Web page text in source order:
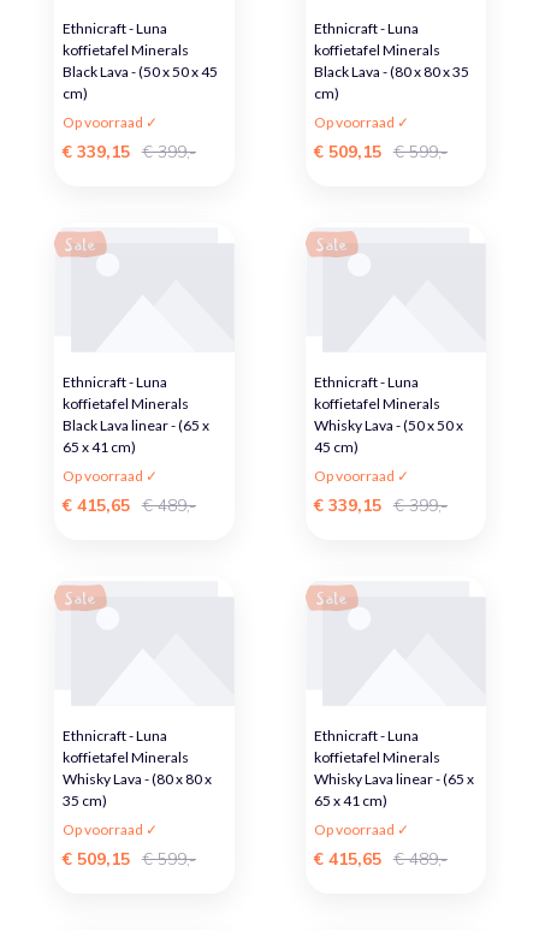
Ethnicraft - Luna
koffietafel Minerals
Black Lava - (50 x 50 x 45
cm)
Op voorraad ✓
€ 339,15 € 399,-
Ethnicraft - Luna
koffietafel Minerals
Black Lava - (80 x 80 x 35
cm)
Op voorraad ✓
€ 509,15 € 599,-
Sale
Ethnicraft - Luna
koffietafel Minerals
Black Lava linear - (65 x
65 x 41 cm)
Op voorraad ✓
€ 415,65 € 489,-
Sale
Ethnicraft - Luna
koffietafel Minerals
Whisky Lava - (50 x 50 x
45 cm)
Op voorraad ✓
€ 339,15 € 399,-
Sale
Ethnicraft - Luna
koffietafel Minerals
Whisky Lava - (80 x 80 x
35 cm)
Op voorraad ✓
€ 509,15 € 599,-
Sale
Ethnicraft - Luna
koffietafel Minerals
Whisky Lava linear - (65 x
65 x 41 cm)
Op voorraad ✓
€ 415,65 € 489,-